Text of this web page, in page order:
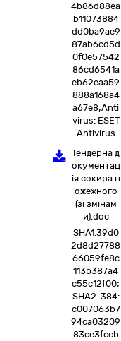
4b86d88ea
b11073884
dd0ba9ae9
87ab6cd5d
0f0e57542
86cd6541a
eb62eaa59
888a168a4
a67e8;Anti
virus: ESET
Antivirus
Тендерна д
окументац
ія сокира п
ожежного
(зі змінам
и).doc
SHA1:39d0
2d8d27788
66059fe8c
113b387a4
c55c12f00;
SHA2-384:
c007063b7
94ca03209
83ce3fccb